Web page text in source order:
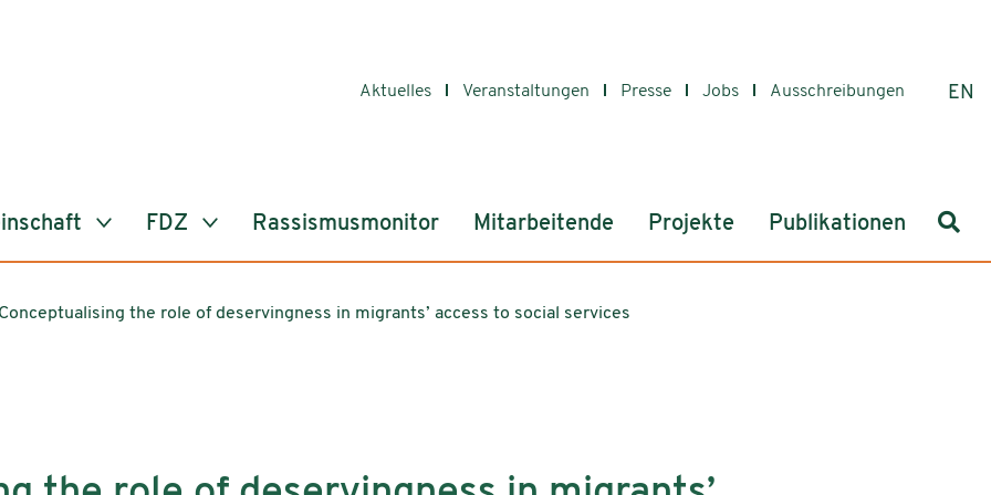
Aktuelles Veranstaltungen Presse Jobs Ausschreibungen EN
FDZ Rassismusmonitor Mitarbeitende Projekte Publikationen
Conceptualising the role of deservingness in migrants’ access to social services